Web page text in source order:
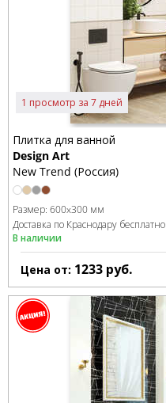
1 просмотр за 7 дней
Плитка для ванной
Design Art
New Trend (Россия)
Размер: 600x300 мм
Доставка по Краснодару бесплатно
В наличии
Цена от: 1233 руб.